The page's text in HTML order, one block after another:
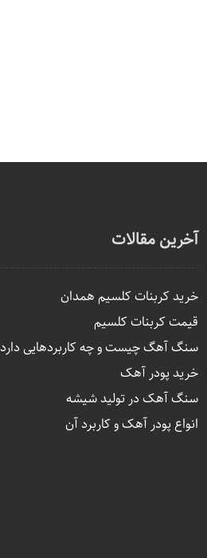
آخرین مقالات
خرید کربنات کلسیم همدان
قیمت کربنات کلسیم
سنگ آهگ چیست و چه کاربردهایی دارد
خرید پودر آهک
سنگ آهک در تولید شیشه
انواع پودر آهک و کاربرد آن